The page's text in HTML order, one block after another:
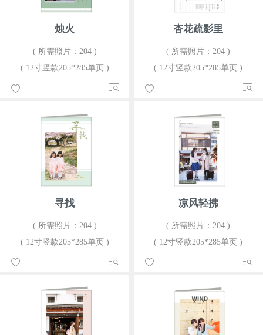
烛火
( 所需照片：204 )
( 12寸竖款205*285单页 )
杏花疏影里
( 所需照片：204 )
( 12寸竖款205*285单页 )
寻找
( 所需照片：204 )
( 12寸竖款205*285单页 )
凉风轻拂
( 所需照片：204 )
( 12寸竖款205*285单页 )